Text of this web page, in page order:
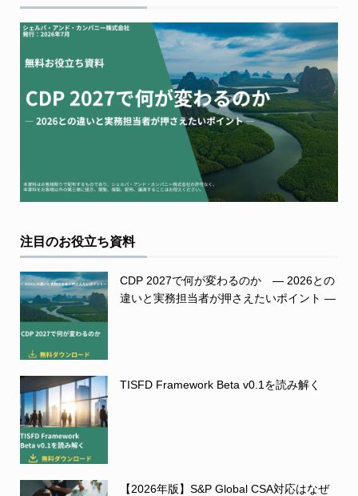
注目のお役立ち資料
CDP 2027で何が変わるのか ― 2026との
違いと実務担当者が押さえたいポイント ―
TISFD Framework Beta v0.1を読み解く
【2026年版】S&P Global CSA対応はなぜ